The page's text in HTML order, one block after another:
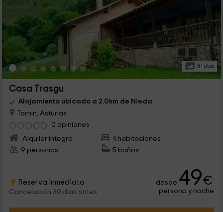
18 Fotos
Casa Trasgu
Alojamiento ubicado a 2.0km de Nieda
Tornin, Asturias
0 opiniones
Alquiler íntegro
4 habitaciones
9 personas
5 baños
Reserva inmediata
Cancelación 30 días antes
desde 49€
persona y noche